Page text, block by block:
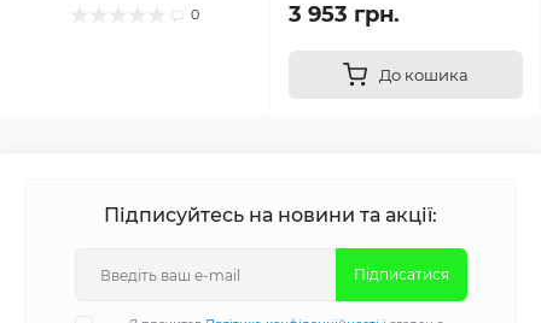
0 3 953 грн.
До кошика
Підписуйтесь на новини та акції:
Підписатися